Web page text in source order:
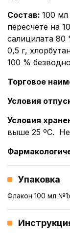
Состав: 100 мл
пересчете на
салицилата 80
0,5 г,
100 %
Торговое
Условия
Условия
выше 25 ºС.
Упаковка
Флакон 100 мл